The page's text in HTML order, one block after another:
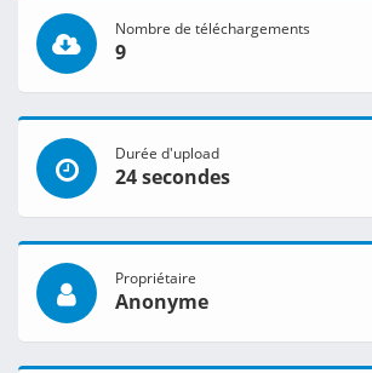
Nombre de téléchargements
9
Durée d'upload
24 secondes
Propriétaire
Anonyme